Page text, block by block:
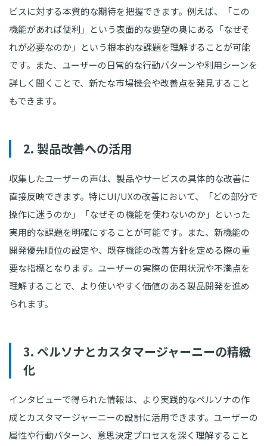
ビスに対する本質的な期待を把握できます。例えば、「この
機能があれば便利」という表面的な要望の奥にある「なぜそ
れが必要なのか」という根本的な課題を理解することが可能
です。また、ユーザーの日常的な行動パターンや利用シーンを
詳しく聞くことで、新たな市場機会や改善点を発見すること
もできます。
2. 製品改善への活用
収集したユーザーの声は、製品やサービスの具体的な改善に
直接反映できます。特にUI/UXの改善において、「どの部分で
操作に迷うのか」「なぜその機能を使わないのか」といった
実用的な課題を明確にすることが可能です。また、新機能の
開発優先順位の設定や、既存機能の改善方針を定める際の重
要な指標となります。ユーザーの実際の使用状況や不満点を
理解することで、より使いやすく価値のある製品開発を進め
られます。
3. ペルソナとカスタマージャーニーの精緻
化
インタビューで得られた情報は、より実践的なペルソナの作
成とカスタマージャーニーの設計に活用できます。ユーザーの
属性や行動パターン、意思決定プロセスを深く理解すること